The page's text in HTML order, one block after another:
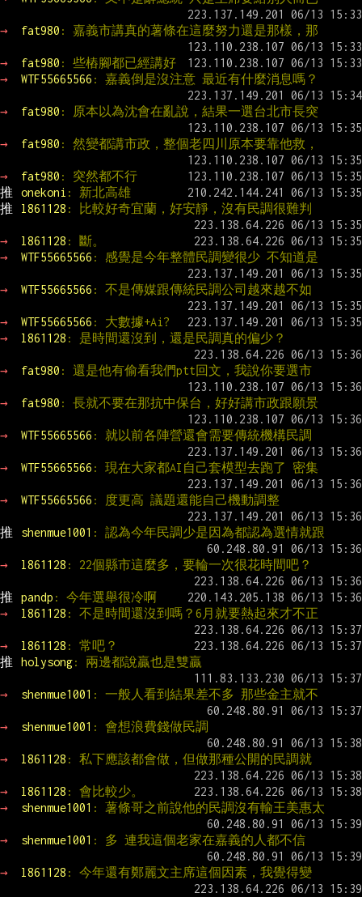
→ fat980 : 嘉義市講真的薯條在這麼努力還是那樣，那
→ fat980 : 些樁腳都已經講好
→
WTF55665566 : 嘉義倒是沒注意 最近有什麼消息嗎？
→ fat980 : 原本以為沈會在亂說，結果一選台北市長突
→ fat980 : 然變都講市政，整個老四川原本要靠他救，
→ fat980 : 突然都不行
推
onekoni : 新北高雄
推
l861128 : 比較好奇宜蘭，好安靜，沒有民調很難判
→ l861128 : 斷。
→
WTF55665566 : 感覺是今年整體民調變很少 不知道是
→ WTF55665566 : 不是傳媒跟傳統民調公司越來越不如
→ WTF55665566 : 大數據+Ai?
→
l861128 : 是時間還沒到，還是民調真的偏少？
→ fat980 : 還是他有偷看我們ptt回文，我說你要選市
→ fat980 : 長就不要在那抗中保台，好好講市政跟願景
→ WTF55665566 : 就以前各陣營還會需要傳統機構民調
→ WTF55665566 : 現在大家都AI自己套模型去跑了 密集
→ WTF55665566 : 度更高 議題還能自己機動調整
推 shenmue1001 : 認為今年民調少是因為都認為選情就跟
→ l861128 : 22個縣市這麼多，要輪一次很花時間吧？
推 pandp : 今年選舉很冷啊
→
l861128 : 不是時間還沒到嗎？6月就要熱起來才不正
→ l861128 : 常吧？
推
holysong: 兩邊都說贏也是雙贏
→ shenmue1001 : 一般人看到結果差不多 那些金主就不
→ shenmue1001 : 會想浪費錢做民調
→ l861128 : 私下應該都會做，但做那種公開的民調就
→ l861128 : 會比較少。
→
shenmue1001 : 薯條哥之前說他的民調沒有輸王美惠太
→ shenmue1001 : 多 連我這個老家在嘉義的人都不信
→ l861128 : 今年還有鄭麗文主席這個因素，我覺得變